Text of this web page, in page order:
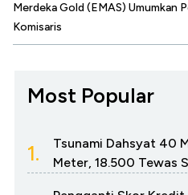
Merdeka Gold (EMAS) Umumkan
Komisaris
Most Popular
1.
Tsunami Dahsyat 40
Meter, 18.500 Tewas